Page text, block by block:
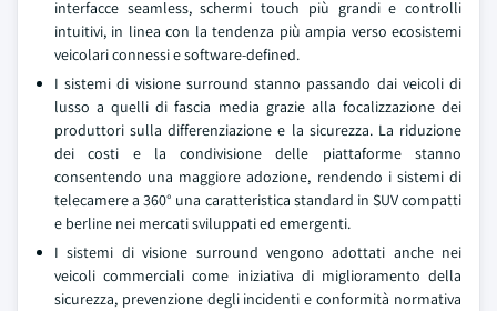
interfacce seamless, schermi touch più grandi e controlli
intuitivi, in linea con la tendenza più ampia verso ecosistemi
veicolari connessi e software-defined.
I sistemi di visione surround stanno passando dai veicoli di
lusso a quelli di fascia media grazie alla focalizzazione dei
produttori sulla differenziazione e la sicurezza. La riduzione
dei costi e la condivisione delle piattaforme stanno
consentendo una maggiore adozione, rendendo i sistemi di
telecamere a 360° una caratteristica standard in SUV compatti
e berline nei mercati sviluppati ed emergenti.
I sistemi di visione surround vengono adottati anche nei
veicoli commerciali come iniziativa di miglioramento della
sicurezza, prevenzione degli incidenti e conformità normativa